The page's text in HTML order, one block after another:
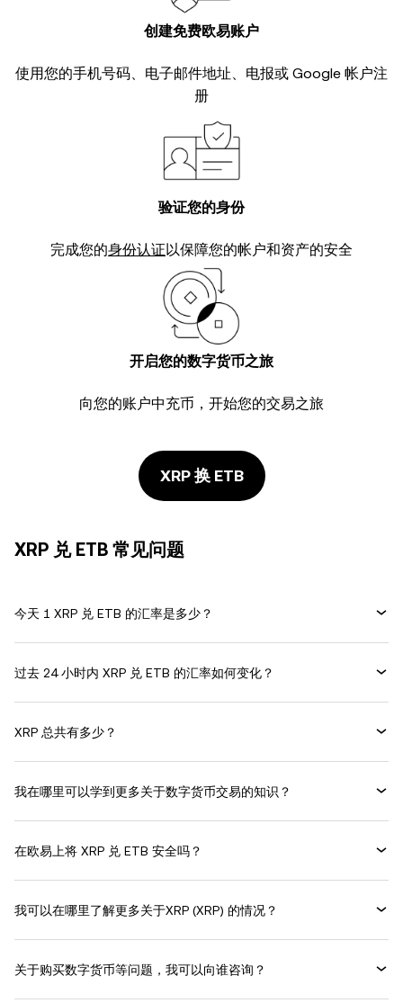
创建免费欧易账户
使用您的手机号码、电子邮件地址、电报或 Google 帐户注
册
验证您的身份
完成您的身份认证以保障您的帐户和资产的安全
开启您的数字货币之旅
向您的账户中充币，开始您的交易之旅
XRP 换 ETB
XRP 兑 ETB 常见问题
今天 1 XRP 兑 ETB 的汇率是多少？
过去 24 小时内 XRP 兑 ETB 的汇率如何变化？
XRP 总共有多少？
我在哪里可以学到更多关于数字货币交易的知识？
在欧易上将 XRP 兑 ETB 安全吗？
我可以在哪里了解更多关于XRP (XRP) 的情况？
关于购买数字货币等问题，我可以向谁咨询？